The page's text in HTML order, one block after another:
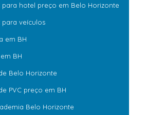
para hotel preço em Belo Horizonte
para veículos
em BH
BH
Belo Horizonte
PVC preço em BH
Belo Horizonte